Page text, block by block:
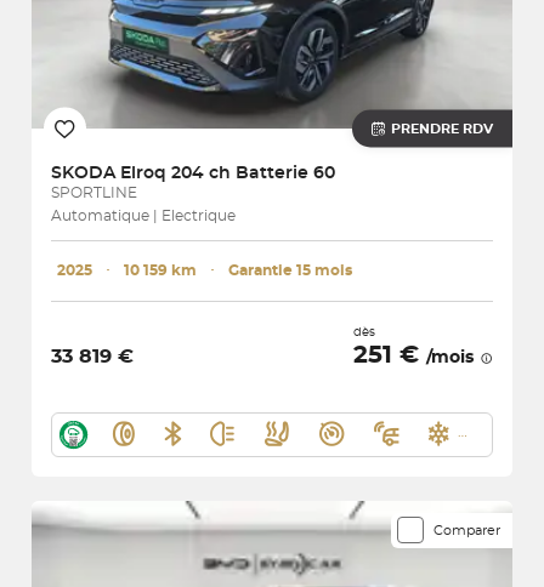
PRENDRE RDV
SKODA Elroq 204 ch Batterie 60
SPORTLINE
Automatique | Electrique
2025 ･ 10 159 km ･ Garantie 15 mois
33 819 €
dès
251 € /mois
Comparer